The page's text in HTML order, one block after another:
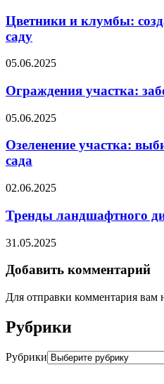
Цветники и клумбы:
саду
05.06.2025
Ограждения участка:
05.06.2025
Озеленение участка:
сада
02.06.2025
Тренды ландшафтного
31.05.2025
Добавить комментарий
Для отправки комментария вам
Рубрики
Рубрики